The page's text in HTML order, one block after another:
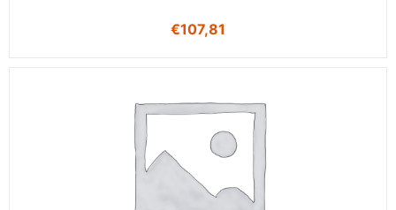
€107,81